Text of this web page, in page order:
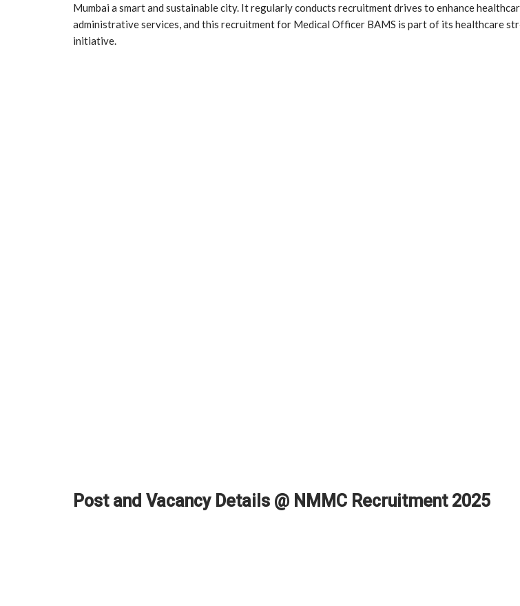
Mumbai a smart and sustainable city. It regularly conducts recruitment drives to enhance
administrative services, and this recruitment for Medical Officer BAMS is part of its healthcare
initiative.
Post and Vacancy Details @ NMMC Recruitment 2025